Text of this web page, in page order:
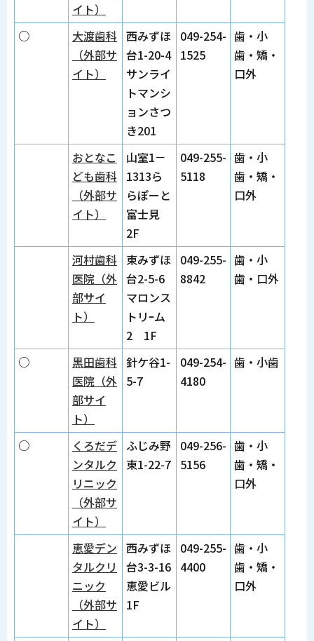
イト）
○
大渡歯科
（外部サ
イト）
西みずほ
台1-20-4
サンライ
トマンシ
ョンさつ
き201
049-254-
1525
歯・小
歯・矯・
口外
おとなこ
ども歯科
（外部サ
イト）
山室1－
1313ら
らぽーと
富士見
2F
049-255-
5118
歯・小
歯・矯・
口外
河村歯科
医院（外
部サイ
ト）
東みずほ
台2-5-6
マロンス
トリｰム
2 1F
049-255-
8842
歯・小
歯・口外
○
黒田歯科
医院（外
部サイ
ト）
針ケ谷1-
5-7
049-254-
4180
歯・小歯
○
くろだデ
ンタルク
リニック
（外部サ
イト）
ふじみ野
東1-22-7
049-256-
5156
歯・小
歯・矯・
口外
恵愛デン
タルクリ
ニック
（外部サ
イト）
西みずほ
台3-3-16
恵愛ビル
1F
049-255-
4400
歯・小
歯・矯・
口外